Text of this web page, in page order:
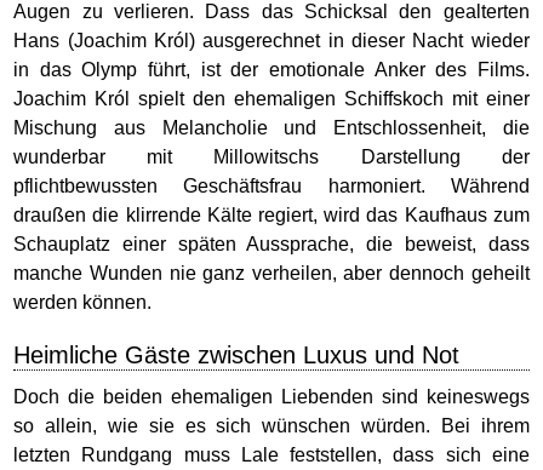
Augen zu verlieren. Dass das Schicksal den gealterten
Hans (Joachim Król) ausgerechnet in dieser Nacht wieder
in das Olymp führt, ist der emotionale Anker des Films.
Joachim Król spielt den ehemaligen Schiffskoch mit einer
Mischung aus Melancholie und Entschlossenheit, die
wunderbar mit Millowitschs Darstellung der
pflichtbewussten Geschäftsfrau harmoniert. Während
draußen die klirrende Kälte regiert, wird das Kaufhaus zum
Schauplatz einer späten Aussprache, die beweist, dass
manche Wunden nie ganz verheilen, aber dennoch geheilt
werden können.
Heimliche Gäste zwischen Luxus und Not
Doch die beiden ehemaligen Liebenden sind keineswegs
so allein, wie sie es sich wünschen würden. Bei ihrem
letzten Rundgang muss Lale feststellen, dass sich eine